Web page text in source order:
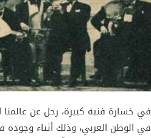
في خسارة فنية كبيرة، رحل عن عالمنا
في الوطن العربي، وذلك أثناء وجوده